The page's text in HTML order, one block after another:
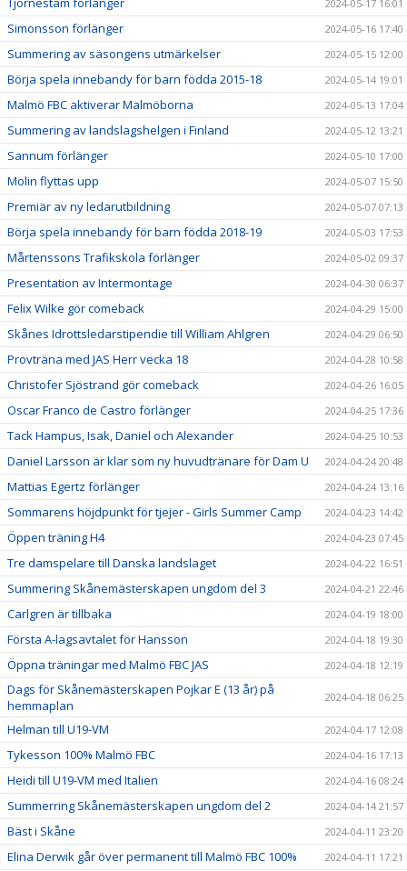
2024-05-17 16:01
Simonsson förlänger 2024-05-16 17:40
Summering av säsongens utmärkelser 2024-05-15 12:00
Börja spela innebandy för barn födda 2015-18 2024-05-14 19:01
Malmö FBC aktiverar Malmöborna 2024-05-13 17:04
Summering av landslagshelgen i Finland 2024-05-12 13:21
Sannum förlänger 2024-05-10 17:00
Molin flyttas upp 2024-05-07 15:50
Premiär av ny ledarutbildning 2024-05-07 07:13
Börja spela innebandy för barn födda 2018-19 2024-05-03 17:53
Mårtenssons Trafikskola förlänger 2024-05-02 09:37
Presentation av Intermontage 2024-04-30 06:37
Felix Wilke gör comeback 2024-04-29 15:00
Skånes Idrottsledarstipendie till William Ahlgren 2024-04-29 06:50
Provträna med JAS Herr vecka 18 2024-04-28 10:58
Christofer Sjöstrand gör comeback 2024-04-26 16:05
Oscar Franco de Castro förlänger 2024-04-25 17:36
Tack Hampus, Isak, Daniel och Alexander 2024-04-25 10:53
Daniel Larsson är klar som ny huvudtränare för Dam U 2024-04-24 20:48
Mattias Egertz förlänger 2024-04-24 13:16
Sommarens höjdpunkt för tjejer - Girls Summer Camp 2024-04-23 14:42
Öppen träning H4 2024-04-23 07:45
Tre damspelare till Danska landslaget 2024-04-22 16:51
Summering Skånemästerskapen ungdom del 3 2024-04-21 22:46
Carlgren är tillbaka 2024-04-19 18:00
Första A-lagsavtalet för Hansson 2024-04-18 19:30
Öppna träningar med Malmö FBC JAS 2024-04-18 12:19
Dags för Skånemästerskapen Pojkar E (13 år) på
hemmaplan
2024-04-18 06:25
Helman till U19-VM 2024-04-17 12:08
Tykesson 100% Malmö FBC 2024-04-16 17:13
Heidi till U19-VM med Italien 2024-04-16 08:24
Summerring Skånemästerskapen ungdom del 2 2024-04-14 21:57
Bäst i Skåne 2024-04-11 23:20
Elina Derwik går över permanent till Malmö FBC 100% 2024-04-11 17:21